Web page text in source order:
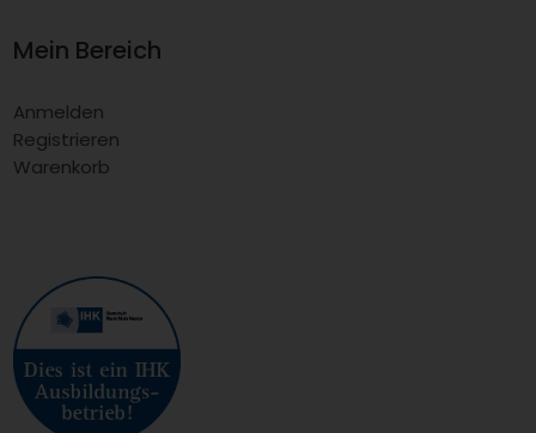
Mein Bereich
Anmelden
Registrieren
Warenkorb